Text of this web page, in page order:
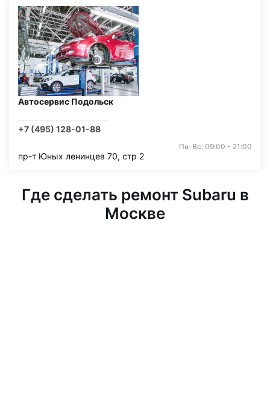
Автосервис Подольск
+7 (495) 128-01-88
Пн-Вс: 09:00 - 21:00
пр-т Юных ленинцев 70, стр 2
Где сделать ремонт Subaru в
Москве